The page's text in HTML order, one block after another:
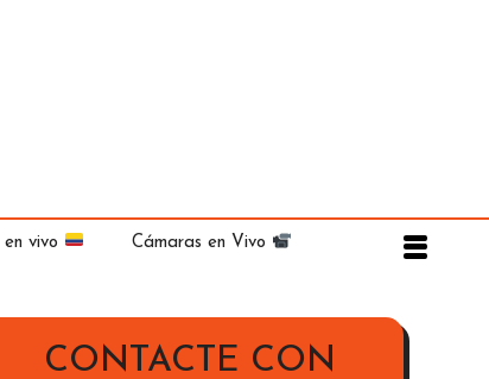
vivo Cámaras en Vivo
CONTACTE CON